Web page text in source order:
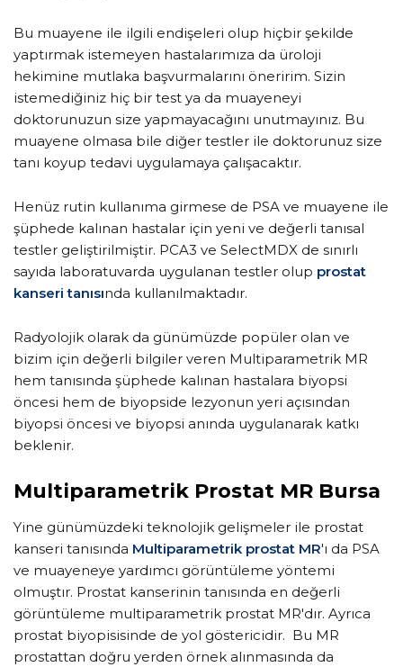
Bu muayene ile ilgili endişeleri olup hiçbir şekilde
yaptırmak istemeyen hastalarımıza da üroloji
hekimine mutlaka başvurmalarını öneririm. Sizin
istemediğiniz hiç bir test ya da muayeneyi
doktorunuzun size yapmayacağını unutmayınız. Bu
muayene olmasa bile diğer testler ile doktorunuz size
tanı koyup tedavi uygulamaya çalışacaktır.
Henüz rutin kullanıma girmese de PSA ve muayene ile
şüphede kalınan hastalar için yeni ve değerli tanısal
testler geliştirilmiştir. PCA3 ve SelectMDX de sınırlı
sayıda laboratuvarda uygulanan testler olup prostat
kanseri tanısında kullanılmaktadır.
Radyolojik olarak da günümüzde popüler olan ve
bizim için değerli bilgiler veren Multiparametrik MR
hem tanısında şüphede kalınan hastalara biyopsi
öncesi hem de biyopside lezyonun yeri açısından
biyopsi öncesi ve biyopsi anında uygulanarak katkı
beklenir.
Multiparametrik Prostat MR Bursa
Yine günümüzdeki teknolojik gelişmeler ile prostat
kanseri tanısında Multiparametrik prostat MR'ı da PSA
ve muayeneye yardımcı görüntüleme yöntemi
olmuştır. Prostat kanserinin tanısında en değerli
görüntüleme multiparametrik prostat MR'dır. Ayrıca
prostat biyopisisinde de yol göstericidir. Bu MR
prostattan doğru yerden örnek alınmasında da